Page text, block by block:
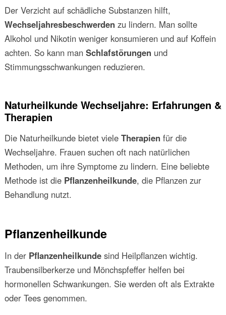
Der Verzicht auf schädliche Substanzen hilft,
Wechseljahresbeschwerden zu lindern. Man sollte
Alkohol und Nikotin weniger konsumieren und auf Koffein
achten. So kann man Schlafstörungen und
Stimmungsschwankungen reduzieren.
Naturheilkunde Wechseljahre: Erfahrungen &
Therapien
Die Naturheilkunde bietet viele Therapien für die
Wechseljahre. Frauen suchen oft nach natürlichen
Methoden, um ihre Symptome zu lindern. Eine beliebte
Methode ist die Pflanzenheilkunde, die Pflanzen zur
Behandlung nutzt.
Pflanzenheilkunde
In der Pflanzenheilkundesind Heilpflanzen wichtig.
Traubensilberkerze und Mönchspfeffer helfen bei
hormonellen Schwankungen. Sie werden oft als Extrakte
oder Tees genommen.